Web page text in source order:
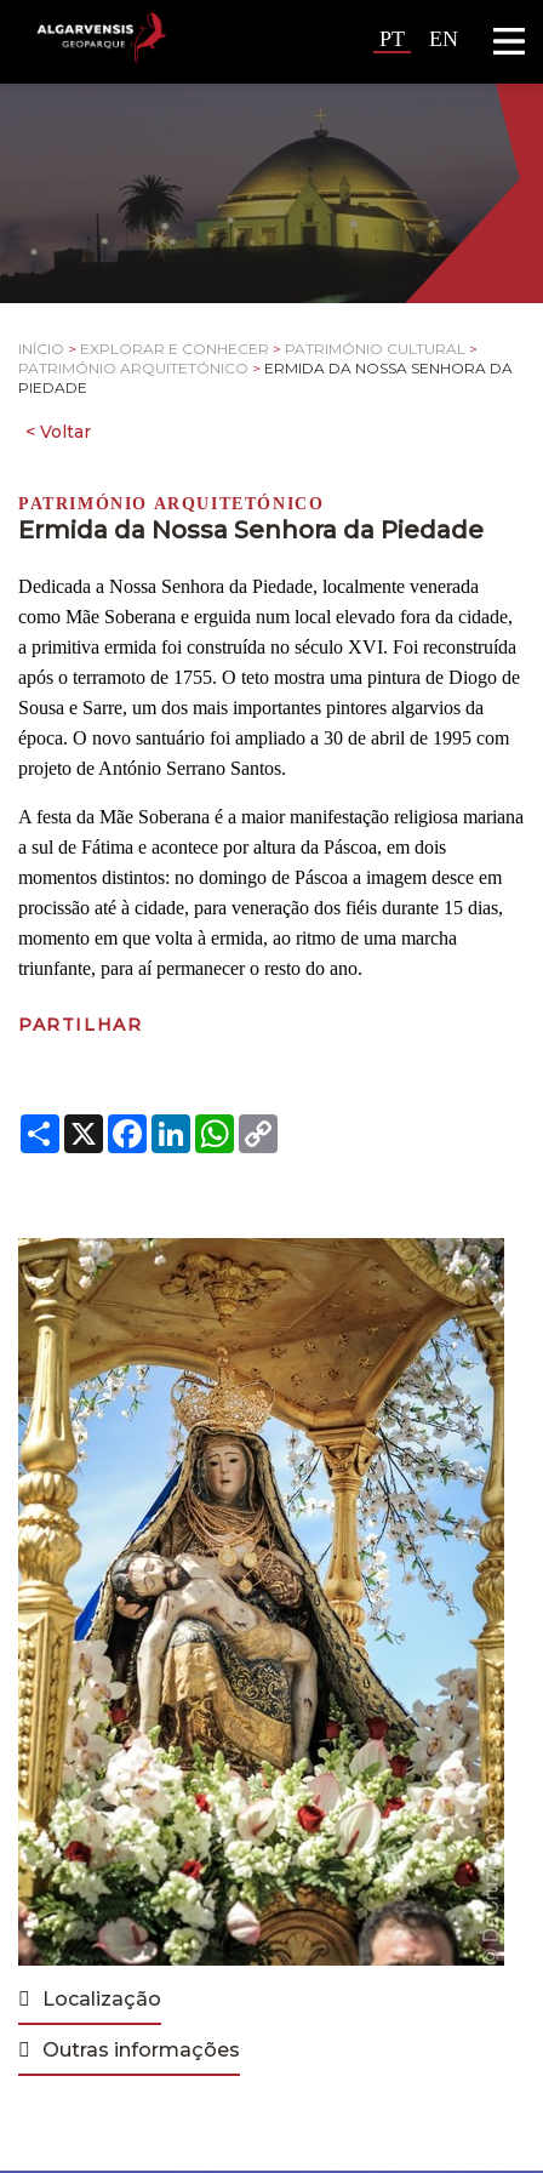
PT EN
INÍCIO > EXPLORAR E CONHECER > PATRIMÓNIO CULTURAL >
PATRIMÓNIO ARQUITETÓNICO > ERMIDA DA NOSSA SENHORA DA
PIEDADE
PATRIMÓNIO ARQUITETÓNICO
Ermida da Nossa Senhora da Piedade
Dedicada a Nossa Senhora da Piedade, localmente venerada
como Mãe Soberana e erguida num local elevado fora da cidade,
a primitiva ermida foi construída no século XVI. Foi reconstruída
após o terramoto de 1755. O teto mostra uma pintura de Diogo de
Sousa e Sarre, um dos mais importantes pintores algarvios da
época. O novo santuário foi ampliado a 30 de abril de 1995 com
projeto de António Serrano Santos.
A festa da Mãe Soberana é a maior manifestação religiosa mariana
a sul de Fátima e acontece por altura da Páscoa, em dois
momentos distintos: no domingo de Páscoa a imagem desce em
procissão até à cidade, para veneração dos fiéis durante 15 dias,
momento em que volta à ermida, ao ritmo de uma marcha
triunfante, para aí permanecer o resto do ano.
PARTILHAR
Share
X Facebook
LinkedInWhatsApp
Localização
Outras informações